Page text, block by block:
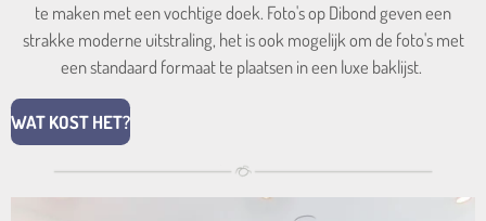
te maken met een vochtige doek. Foto's op Dibond geven een
strakke moderne uitstraling, het is ook mogelijk om de foto's met
een standaard formaat te plaatsen in een luxe baklijst.
WAT KOST HET?